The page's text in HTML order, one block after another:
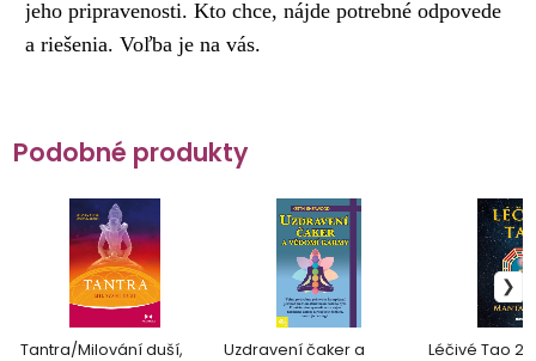
jeho pripravenosti. Kto chce, nájde potrebné odpovede
a riešenia. Voľba je na vás.
Podobné produkty
Tantra/Milování duší,
Uzdravení čaker a
Léčivé Tao